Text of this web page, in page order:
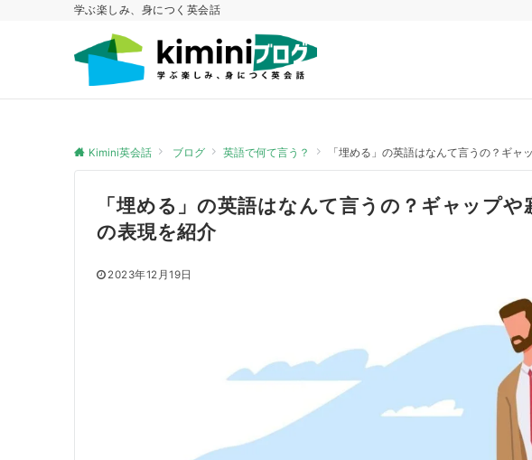
学ぶ楽しみ、身につく英会話
Kimini英会話 ブログ 英語で何て言う？ 「埋める」の英語はなんて言うの？ギ
「埋める」の英語はなんて言うの？ギャップ
の表現を紹介
2023年12月19日